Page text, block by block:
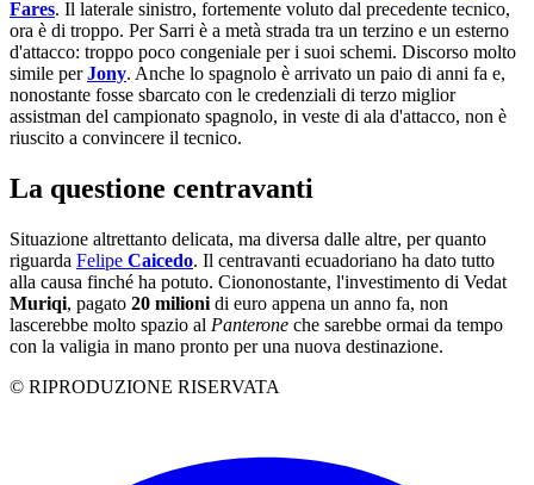
Fares. Il laterale sinistro, fortemente voluto dal precedente tecnico,
ora è di troppo. Per Sarri è a metà strada tra un terzino e un esterno
d'attacco: troppo poco congeniale per i suoi schemi. Discorso molto
simile perJony. Anche lo spagnolo è arrivato un paio di anni fa e,
nonostante fosse sbarcato con le credenziali di terzo miglior
assistman del campionato spagnolo, in veste di ala d'attacco, non è
riuscito a convincere il tecnico.
La questione centravanti
Situazione altrettanto delicata, ma diversa dalle altre, per quanto
riguarda Felipe Caicedo. Il centravanti ecuadoriano ha dato tutto
alla causa finché ha potuto. Ciononostante, l'investimento di Vedat
Muriqi, pagato 20 milioni di euro appena un anno fa, non
lascerebbe molto spazio al Panterone che sarebbe ormai da tempo
con la valigia in mano pronto per una nuova destinazione.
© RIPRODUZIONE RISERVATA